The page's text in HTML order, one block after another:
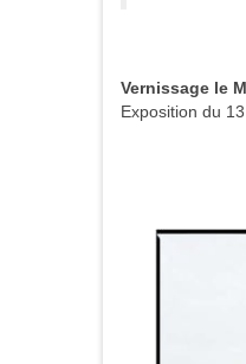
Vernissage le
Exposition du